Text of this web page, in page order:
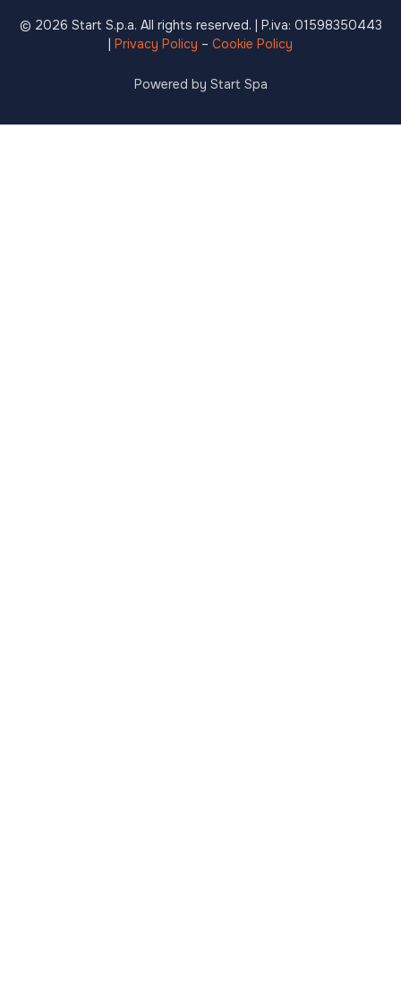
© 2026 Start S.p.a. All rights reserved. | P.iva: 01598350443
| Privacy Policy – Cookie Policy
Powered by Start Spa